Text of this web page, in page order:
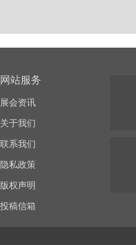
网站服务
展会资讯
关于我们
联系我们
隐私政策
版权声明
投稿信箱